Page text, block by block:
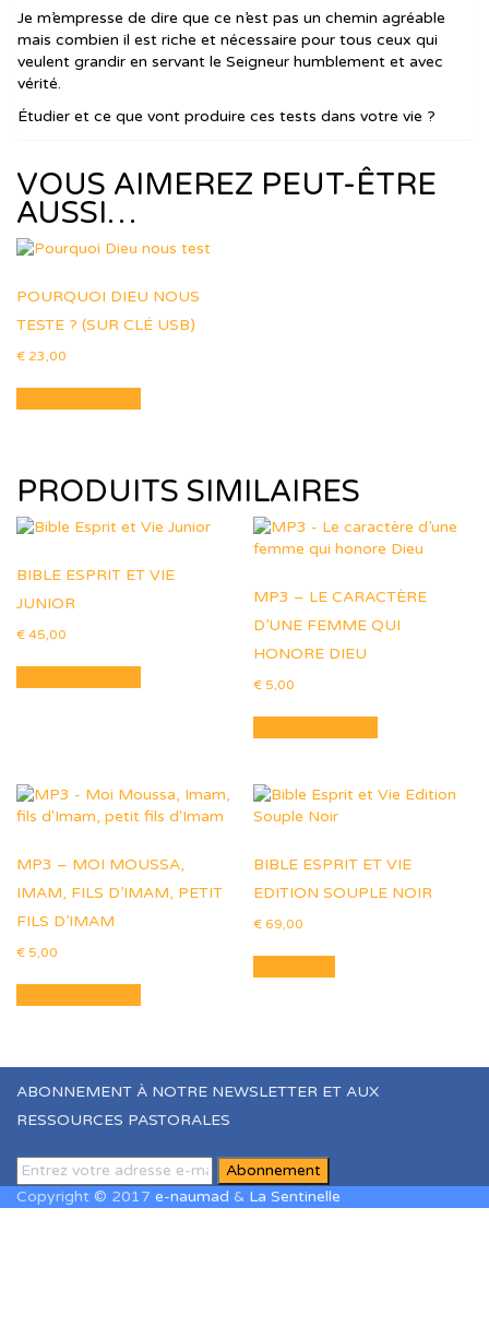
Je m’empresse de dire que ce n’est pas un chemin agréable
mais combien il est riche et nécessaire pour tous ceux qui
veulent grandir en servant le Seigneur humblement et avec
vérité.
Étudier et ce que vont produire ces tests dans votre vie ?
VOUS AIMEREZ PEUT-ÊTRE
AUSSI…
POURQUOI DIEU NOUS
TESTE ? (SUR CLÉ USB)
€ 23,00
PRODUITS SIMILAIRES
BIBLE ESPRIT ET VIE
JUNIOR
€ 45,00
MP3 – LE CARACTÈRE
D’UNE FEMME QUI
HONORE DIEU
€ 5,00
MP3 – MOI MOUSSA,
IMAM, FILS D’IMAM, PETIT
FILS D’IMAM
€ 5,00
BIBLE ESPRIT ET VIE
EDITION SOUPLE NOIR
€ 69,00
ABONNEMENT À NOTRE NEWSLETTER ET AUX
RESSOURCES PASTORALES
Copyright © 2017 e-naumad & La Sentinelle